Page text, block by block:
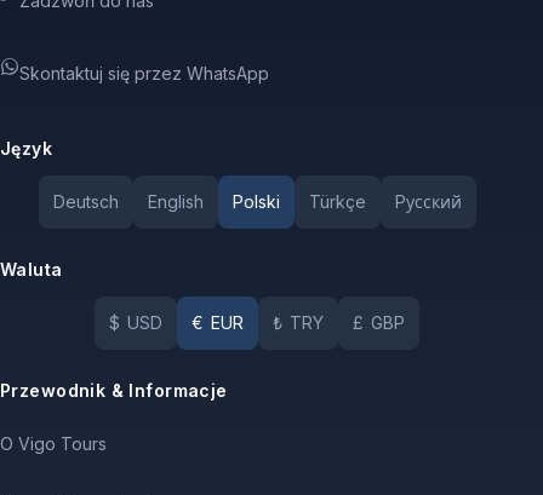
Skontaktuj się przez WhatsApp
Język
Deutsch English Polski Türkçe Pусский
Waluta
$ USD € EUR ₺ TRY £ GBP
Przewodnik & Informacje
O Vigo Tours